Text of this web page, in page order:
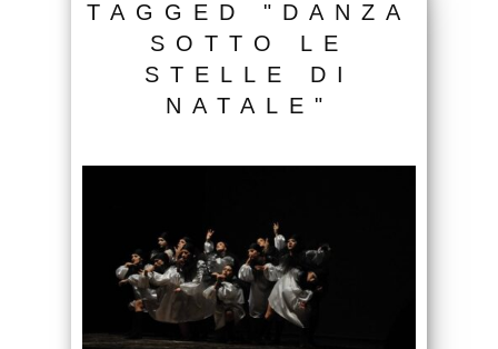
TAGGED "DANZA
SOTTO LE
STELLE DI
NATALE"